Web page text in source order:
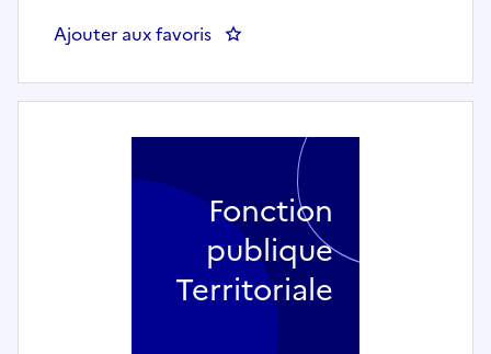
Ajouter aux favoris : Animateur-trice de loisirs en
Fonction
publique
Territoriale